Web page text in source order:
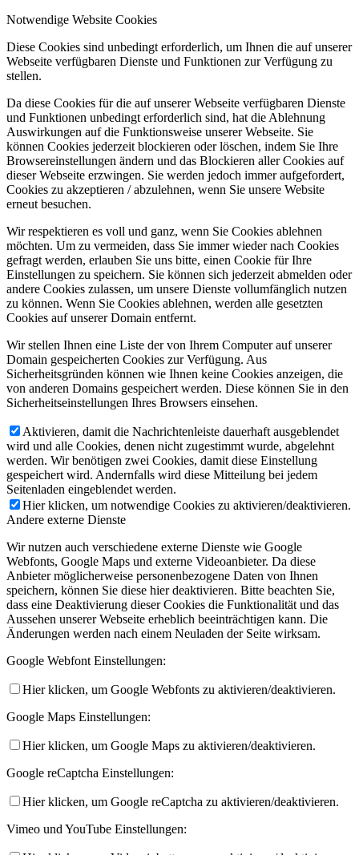
Notwendige Website Cookies
Diese Cookies sind unbedingt erforderlich, um Ihnen die auf unserer
Webseite verfügbaren Dienste und Funktionen zur Verfügung zu
stellen.
Da diese Cookies für die auf unserer Webseite verfügbaren Dienste
und Funktionen unbedingt erforderlich sind, hat die Ablehnung
Auswirkungen auf die Funktionsweise unserer Webseite. Sie
können Cookies jederzeit blockieren oder löschen, indem Sie Ihre
Browsereinstellungen ändern und das Blockieren aller Cookies auf
dieser Webseite erzwingen. Sie werden jedoch immer aufgefordert,
Cookies zu akzeptieren / abzulehnen, wenn Sie unsere Website
erneut besuchen.
Wir respektieren es voll und ganz, wenn Sie Cookies ablehnen
möchten. Um zu vermeiden, dass Sie immer wieder nach Cookies
gefragt werden, erlauben Sie uns bitte, einen Cookie für Ihre
Einstellungen zu speichern. Sie können sich jederzeit abmelden oder
andere Cookies zulassen, um unsere Dienste vollumfänglich nutzen
zu können. Wenn Sie Cookies ablehnen, werden alle gesetzten
Cookies auf unserer Domain entfernt.
Wir stellen Ihnen eine Liste der von Ihrem Computer auf unserer
Domain gespeicherten Cookies zur Verfügung. Aus
Sicherheitsgründen können wie Ihnen keine Cookies anzeigen, die
von anderen Domains gespeichert werden. Diese können Sie in den
Sicherheitseinstellungen Ihres Browsers einsehen.
Aktivieren, damit die Nachrichtenleiste dauerhaft ausgeblendet
wird und alle Cookies, denen nicht zugestimmt wurde, abgelehnt
werden. Wir benötigen zwei Cookies, damit diese Einstellung
gespeichert wird. Andernfalls wird diese Mitteilung bei jedem
Seitenladen eingeblendet werden.
Hier klicken, um notwendige Cookies zu aktivieren/deaktivieren.
Andere externe Dienste
Wir nutzen auch verschiedene externe Dienste wie Google
Webfonts, Google Maps und externe Videoanbieter. Da diese
Anbieter möglicherweise personenbezogene Daten von Ihnen
speichern, können Sie diese hier deaktivieren. Bitte beachten Sie,
dass eine Deaktivierung dieser Cookies die Funktionalität und das
Aussehen unserer Webseite erheblich beeinträchtigen kann. Die
Änderungen werden nach einem Neuladen der Seite wirksam.
Google Webfont Einstellungen:
Hier klicken, um Google Webfonts zu aktivieren/deaktivieren.
Google Maps Einstellungen:
Hier klicken, um Google Maps zu aktivieren/deaktivieren.
Google reCaptcha Einstellungen:
Hier klicken, um Google reCaptcha zu aktivieren/deaktivieren.
Vimeo und YouTube Einstellungen: